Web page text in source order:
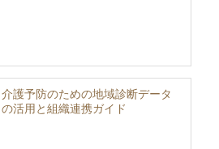
介護予防のための地域診断データ
の活用と組織連携ガイド